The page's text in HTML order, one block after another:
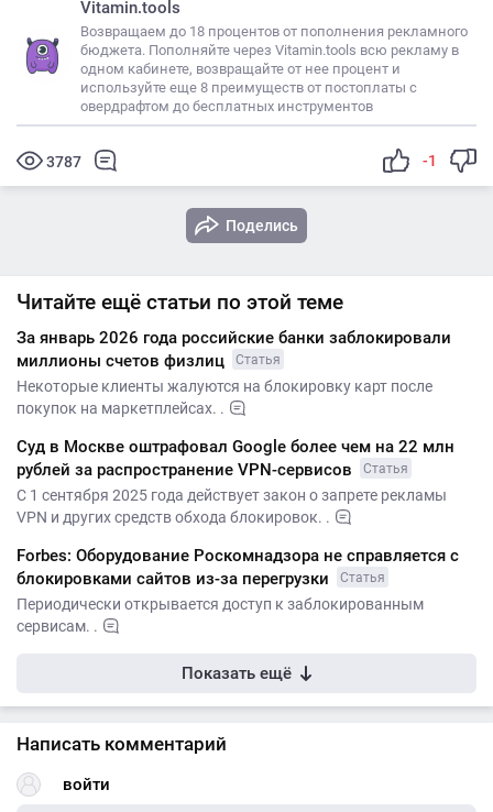
Vitamin.tools
Возвращаем до 18 процентов от пополнения рекламного
бюджета. Пополняйте через Vitamin.tools всю рекламу в
одном кабинете, возвращайте от нее процент и
используйте еще 8 преимуществ от постоплаты с
овердрафтом до бесплатных инструментов
3787 -1
Поделись
Читайте ещё статьи по этой теме
За январь 2026 года российские банки заблокировали
миллионы счетов физлиц
Статья
Некоторые клиенты жалуются на блокировку карт после
покупок на маркетплейсах. .
Суд в Москве оштрафовал Google более чем на 22 млн
рублей за распространение VPN-сервисов
Статья
С 1 сентября 2025 года действует закон о запрете рекламы
VPN и других средств обхода блокировок. .
Forbes: Оборудование Роскомнадзора не справляется с
блокировками сайтов из-за перегрузки
Статья
Периодически открывается доступ к заблокированным
сервисам. .
Показать ещё
Написать комментарий
войти